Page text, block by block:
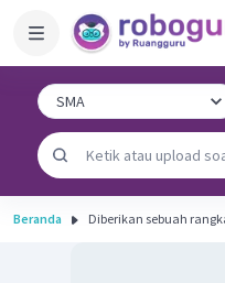
Beranda Diberikan sebuah